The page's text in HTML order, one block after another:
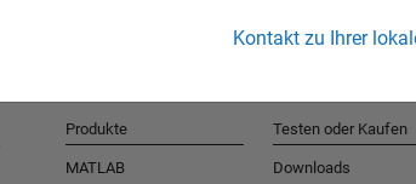
Kontakt zu Ihrer
Produkte
MATLAB
Testen oder Kaufen
Downloads